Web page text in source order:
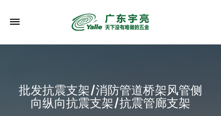
批发抗震支架/消防管道桥架风管侧
向纵向抗震支架/抗震管廊支架